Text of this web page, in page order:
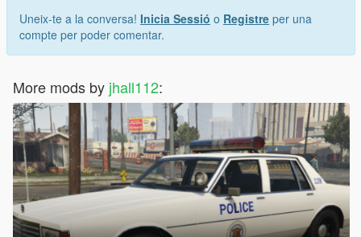
Uneix-te a la conversa! Inicia Sessió o Registre per una
compte per poder comentar.
More mods by jhall112: